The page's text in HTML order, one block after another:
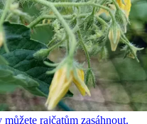
rajčatům zasáhnout.